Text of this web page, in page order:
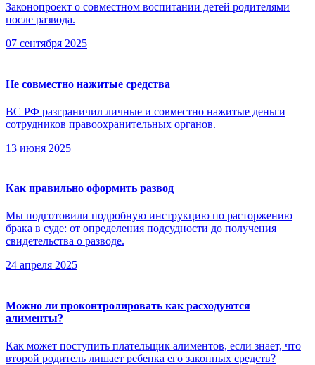
Законопроект о совместном воспитании детей родителями
после развода.
07 сентября 2025
Не совместно нажитые средства
ВС РФ разграничил личные и совместно нажитые деньги
сотрудников правоохранительных органов.
13 июня 2025
Как правильно оформить развод
Мы подготовили подробную инструкцию по расторжению
брака в суде: от определения подсудности до получения
свидетельства о разводе.
24 апреля 2025
Можно ли проконтролировать как расходуются
алименты?
Как может поступить плательщик алиментов, если знает, что
второй родитель лишает ребенка его законных средств?